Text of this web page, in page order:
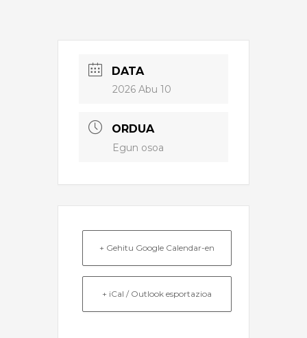
DATA
2026 Abu 10
ORDUA
Egun osoa
+ Gehitu Google Calendar-en
+ iCal / Outlook esportazioa